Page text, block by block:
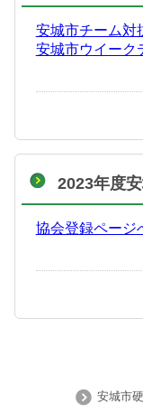
安城市チーム対
安城市ウイーク
2023年度
協会登録ページ
安城市